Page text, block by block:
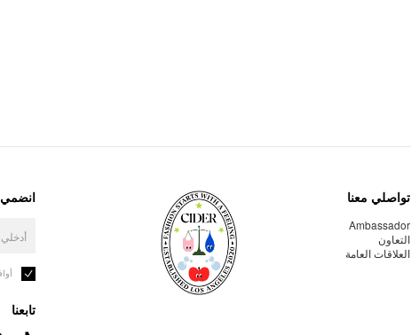
تواصلي معنا
Ambassador
التعاون
العلاقات العامة
انضمي
تابعنا